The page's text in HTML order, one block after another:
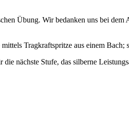
Übung. Wir bedanken uns bei
Tragkraftspritze aus einem
nächste Stufe, das silberne